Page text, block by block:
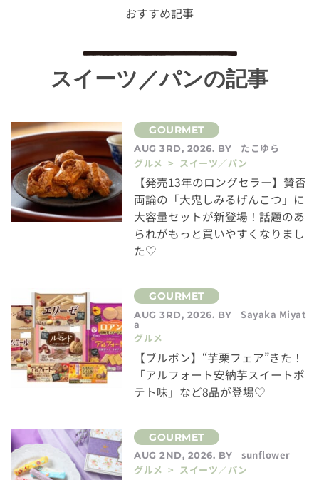
おすすめ記事
スイーツ／パンの記事
AUG 3RD, 2026. BY
たこゆら
グルメ > スイーツ／パン
【発売13年のロングセラー】賛否
両論の「大鬼しみるげんこつ」に
大容量セットが新登場！話題のあ
られがもっと買いやすくなりまし
た♡
AUG 3RD, 2026. BY Sayaka Miyat
a
グルメ
【ブルボン】“芋栗フェア”きた！
「アルフォート安納芋スイートポ
テト味」など8品が登場♡
AUG 2ND, 2026. BY
sunflower
グルメ > スイーツ／パン